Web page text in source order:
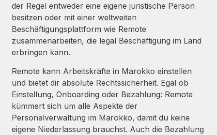
der Regel entweder eine eigene juristische Person
besitzen oder mit einer weltweiten
Beschäftigungsplattform wie Remote
zusammenarbeiten, die legal Beschäftigung im Land
erbringen kann.
Remote kann Arbeitskräfte in Marokko einstellen
und bietet dir absolute Rechtssicherheit. Egal ob
Einstellung, Onboarding oder Bezahlung: Remote
kümmert sich um alle Aspekte der
Personalverwaltung im Marokko, damit du keine
eigene Niederlassung brauchst. Auch die Bezahlung